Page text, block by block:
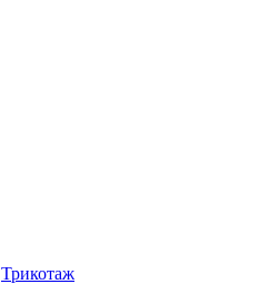
Трикотаж